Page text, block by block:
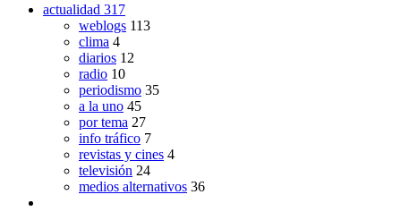
actualidad 317
weblogs 113
clima 4
diarios 12
radio 10
periodismo 35
a la uno 45
por tema 27
info tráfico 7
revistas y cines 4
televisión 24
medios alternativos 36